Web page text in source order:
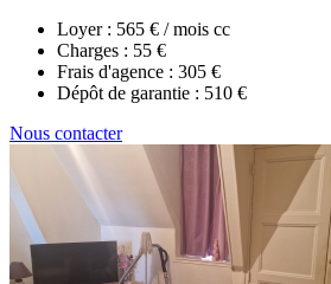
Loyer : 565 € / mois cc
Charges : 55 €
Frais d'agence : 305 €
Dépôt de garantie : 510 €
Nous contacter